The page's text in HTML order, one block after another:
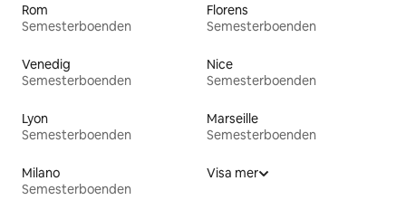
Rom
Semesterboenden
Florens
Semesterboenden
Venedig
Semesterboenden
Nice
Semesterboenden
Lyon
Semesterboenden
Marseille
Semesterboenden
Milano
Semesterboenden
Visa mer